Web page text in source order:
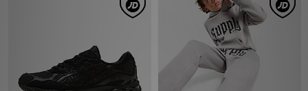
Lataa JD-sovellus